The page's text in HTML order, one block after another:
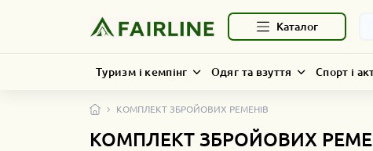
Каталог
Туризм і кемпінг Одяг та взуття Спорт і
КОМПЛЕКТ ЗБРОЙОВИХ РЕМЕНІВ
КОМПЛЕКТ ЗБРОЙОВИХ